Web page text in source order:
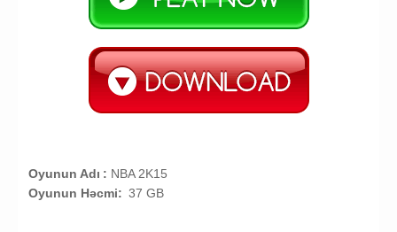
Oyunun Adı : NBA 2K15
Oyunun Həcmi: 37 GB